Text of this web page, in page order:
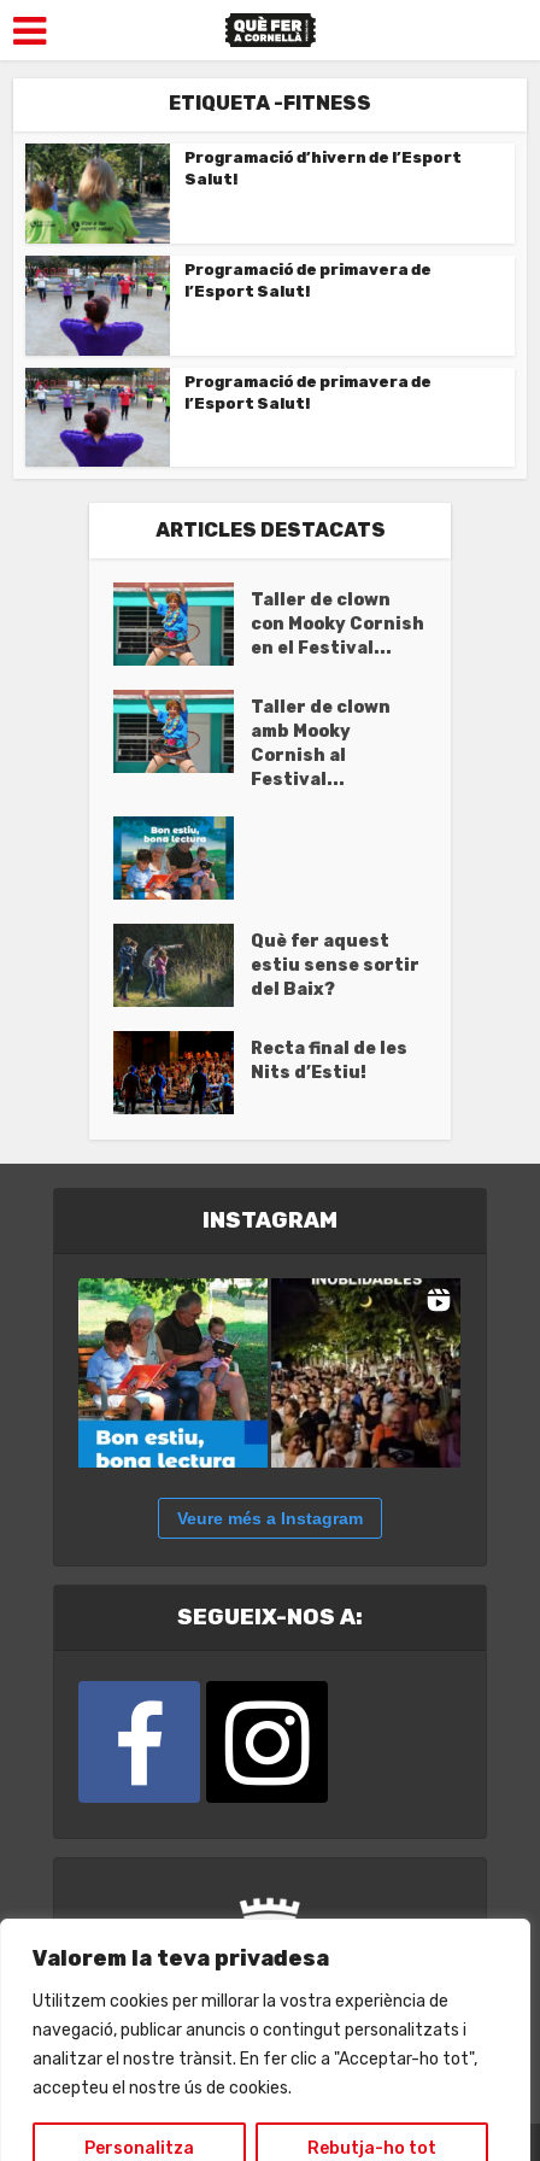
Valorem la teva privadesa
Utilitzem cookies per millorar la vostra experiència de
navegació, publicar anuncis o contingut personalitzats i
analitzar el nostre trànsit. En fer clic a "Acceptar-ho tot",
accepteu el nostre ús de cookies.
Personalitza Rebutja-ho tot
ETIQUETA -FITNESS
Programació d’hivern de l’Esport
Salut!
Programació de primavera de
l’Esport Salut!
Programació de primavera de
l’Esport Salut!
ARTICLES DESTACATS
Taller de clown
con Mooky Cornish
en el Festival...
Taller de clown
amb Mooky
Cornish al
Festival...
Què fer aquest
estiu sense sortir
del Baix?
Recta final de les
Nits d’Estiu!
INSTAGRAM
Veure més a Instagram
SEGUEIX-NOS A:
© Ajuntament de Cornellà de Llobregat 2022 | CIF: P0807200A |